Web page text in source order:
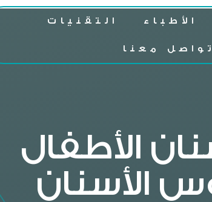
الأطباء التقنيات
تواصل معنا
الأطفال
الأسنان